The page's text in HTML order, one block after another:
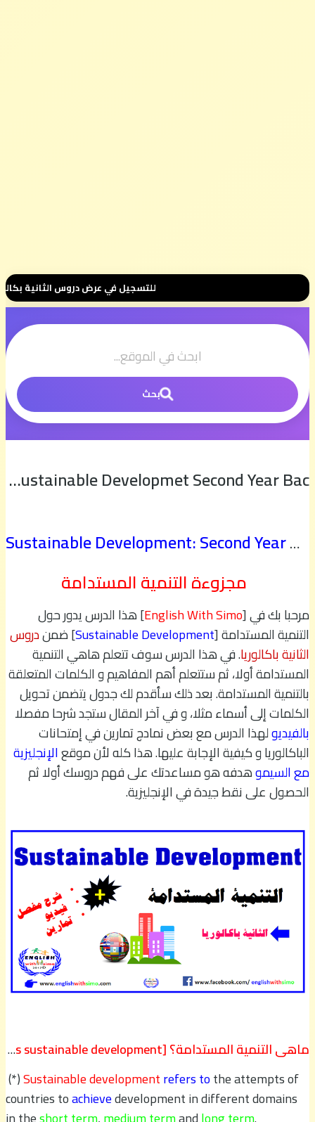
للتسجيل في عرض دروس الثانية بكالوريا 📚 بثمن رمزي 💰 500 درهم فقط للموسم الكامل ⭐ تواصل معنا عبر واتساب هنا
بحث
Sustainable Developmet Second Year Bac مجزوءة التنمية المستدامة
Sustainable Development: Second Year BAC
مجزوءة التنمية المستدامة
مرحبا بك في [English With Simo] هذا الدرس يدور حول
التنمية المستدامة [Sustainable Development] ضمندروس
الثانية باكالوريا. في هذا الدرس سوف تتعلم هاهي التنمية
المستدامة أولا، ثم ستتعلم أهم المفاهيم و الكلمات المتعلقة
بالتنمية المستدامة. بعد ذلك سأقدم لك جدول يتضمن تحويل
الكلمات إلى أسماء مثلا، و في آخر المقال ستجد شرحا مفصلا
بالفيديولهذا الدرس مع بعض نمادج تمارين في إمتحانات
الباكالوريا و كيفية الإجابة عليها. هذا كله لأن موقعالإنجليزية
مع السيموهدفه هو مساعدتك على فهم دروسك أولا ثم
الحصول على نقط جيدة في الإنجليزية.
ماهي التنمية المستدامة؟ [what is sustainable development]
(*)Sustainable developmentrefers tothe attempts of
countries toachievedevelopment in different domains